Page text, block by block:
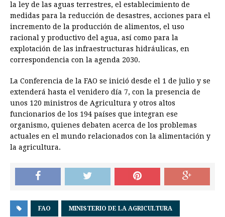
la ley de las aguas terrestres, el establecimiento de
medidas para la reducción de desastres, acciones para el
incremento de la producción de alimentos, el uso
racional y productivo del agua, así como para la
explotación de las infraestructuras hidráulicas, en
correspondencia con la agenda 2030.
La Conferencia de la FAO se inició desde el 1 de julio y se
extenderá hasta el venidero día 7, con la presencia de
unos 120 ministros de Agricultura y otros altos
funcionarios de los 194 países que integran ese
organismo, quienes debaten acerca de los problemas
actuales en el mundo relacionados con la alimentación y
la agricultura.
FAO MINISTERIO DE LA AGRICULTURA